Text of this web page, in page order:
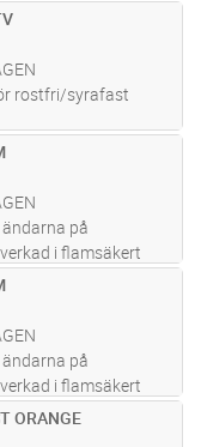
rostfri/syrafast
på
i flamsäkert
på
i flamsäkert
ORANGE